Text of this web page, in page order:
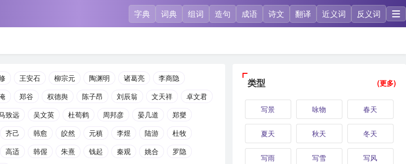
字典 词典 组词 造句 成语 诗文 翻译 近义词 反义词
类型 (更多)
写景 咏物 春天
夏天 秋天 冬天
写雨 写雪 写风
王安石 柳宗元 陶渊明 诸葛亮
李商隐
郑谷 权德舆 陈子昂 刘辰翁 文天祥
卓文君
致远 吴文英 杜荀鹤 周邦彦 晏几道
郑燮
齐己 韩愈 皎然 元稹 李煜 陆游
杜牧
高适 韩偓 朱熹 钱起 秦观 姚合
罗隐